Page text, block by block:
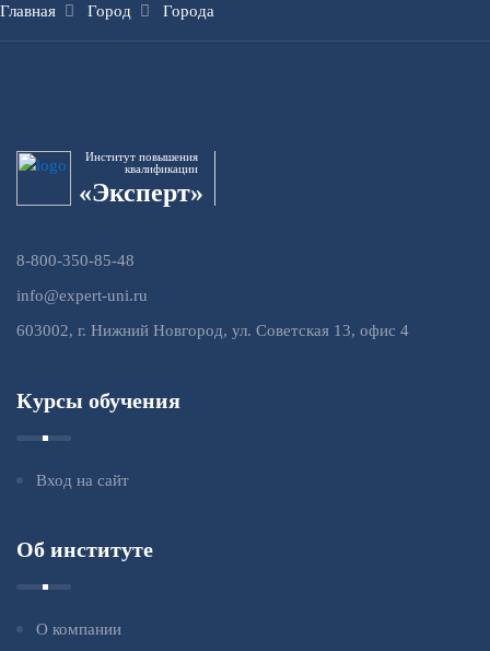
Главная Город Города
Институт повышения
квалификации
«Эксперт»
8-800-350-85-48
info@expert-uni.ru
603002, г. Нижний Новгород, ул. Советская 13, офис 4
Курсы обучения
Вход на сайт
Об институте
О компании